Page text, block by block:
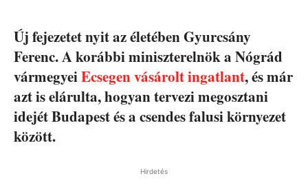
Új fejezetet nyit az életében Gyurcsány
Ferenc. A korábbi miniszterelnök a Nógrád
vármegyeiEcsegen vásárolt ingatlant, és már
azt is elárulta, hogyan tervezi megosztani
idejét Budapest és a csendes falusi környezet
között.
Hirdetés